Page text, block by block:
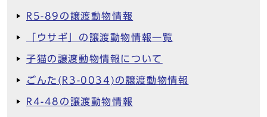
R5-89の譲渡動物情報
「ウサギ」の譲渡動物情報一覧
子猫の譲渡動物情報について
ごんた(R3-0034)の譲渡動物情報
R4-48の譲渡動物情報